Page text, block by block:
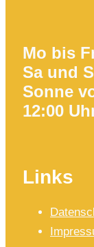
Mo bis
Sa und
Sonne
12:00
Links